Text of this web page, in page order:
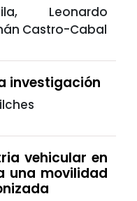
Leonardo
Castro-Cabal
investigación
vehicular en
una movilidad